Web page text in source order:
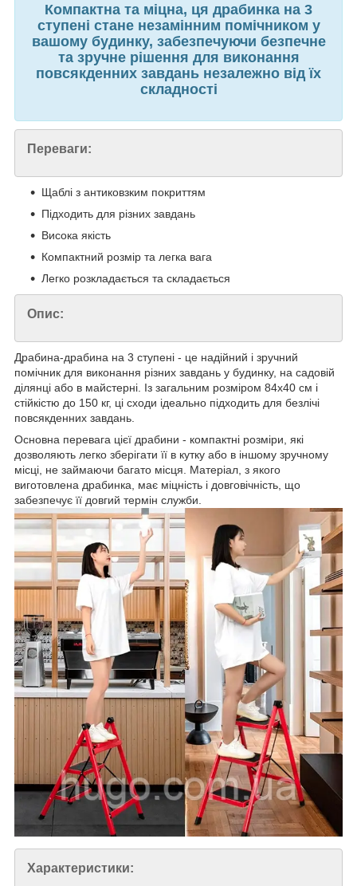
Компактна та міцна, ця драбинка на 3
ступені стане незамінним помічником у
вашому будинку, забезпечуючи безпечне
та зручне рішення для виконання
повсякденних завдань незалежно від їх
складності
Переваги:
Щаблі з антиковзким покриттям
Підходить для різних завдань
Висока якість
Компактний розмір та легка вага
Легко розкладається та складається
Опис:
Драбина-драбина на 3 ступені - це надійний і зручний
помічник для виконання різних завдань у будинку, на садовій
ділянці або в майстерні. Із загальним розміром 84х40 см і
стійкістю до 150 кг, ці сходи ідеально підходить для безлічі
повсякденних завдань.
Основна перевага цієї драбини - компактні розміри, які
дозволяють легко зберігати її в кутку або в іншому зручному
місці, не займаючи багато місця. Матеріал, з якого
виготовлена драбинка, має міцність і довговічність, що
забезпечує її довгий термін служби.
Характеристики: